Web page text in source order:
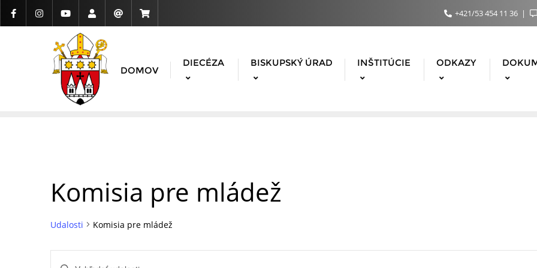
+421/53 454 11 36
DOMOV
DIECÉZA BISKUPSKÝ ÚRAD INŠTITÚCIE ODKAZY
Komisia pre mládež
Udalosti Komisia pre mládež
Udalosti
Enter